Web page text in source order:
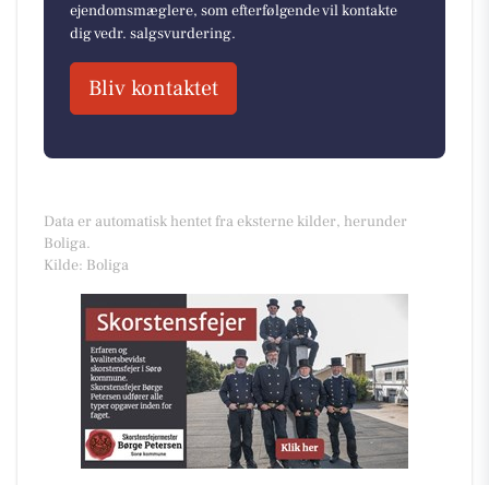
ejendomsmæglere, som efterfølgende vil kontakte
dig vedr. salgsvurdering.
Bliv kontaktet
Data er automatisk hentet fra eksterne kilder, herunder
Boliga.
Kilde: Boliga